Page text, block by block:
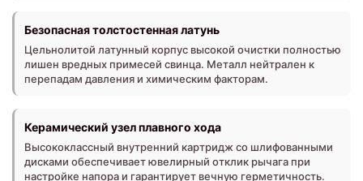
Безопасная толстостенная латунь
Цельнолитой латунный корпус высокой очистки полностью
лишен вредных примесей свинца. Металл нейтрален к
перепадам давления и химическим факторам.
Керамический узел плавного хода
Высококлассный внутренний картридж со шлифованными
дисками обеспечивает ювелирный отклик рычага при
настройке напора и гарантирует вечную герметичность.